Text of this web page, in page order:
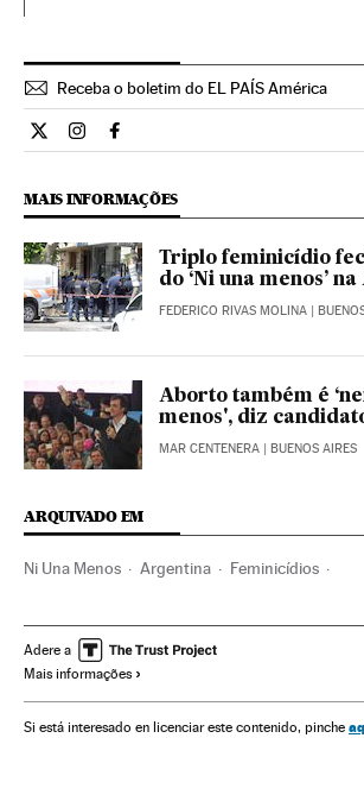
Receba o boletim do EL PAÍS América
Internacional El País Brasil en Twitter
Internacional El País Brasil en
Internacional El País Brasil en
MAIS INFORMAÇÕES
Triplo feminicídio
do ‘Ni una menos’
FEDERICO RIVAS MOLINA |
Aborto também é
menos', diz
MAR CENTENERA | BUENOS AIRES
ARQUIVADO EM
Ni Una Menos Argentina Feminicídios
Movimentos sociais Machismo
Direitos mulher
América Latina Acontecimentos Relações
Adere a
Mais informações
Si está interesado en licenciar este contenido, pinche